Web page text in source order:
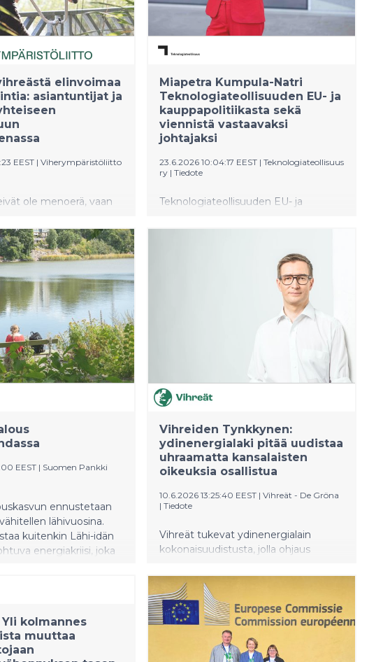
elinvoimaa
asiantuntijat ja
EEST | Viherympäristöliitto
ole menoerä, vaan
lähiluonnon ja
tutkitut hyödyt saadaan
osaksi poliittista
Tätä käsitellään
Miapetra Kumpula-Natri
Teknologiateollisuuden EU- ja
kauppapolitiikasta sekä
viennistä vastaavaksi
johtajaksi
23.6.2026 10:04:17 EEST | Teknologiateollisuus
ry | Tiedote
Teknologiateollisuuden EU- ja
vastaavaksi johtajaksi on valittu
Natri. Hän aloittaa tehtävässään 1.
EEST | Suomen Pankki
ennustetaan
lähivuosina.
kuitenkin Lähi-idän
energiakriisi, joka
erityisesti
Vihreiden Tynkkynen:
ydinenergialaki pitää uudistaa
uhraamatta kansalaisten
oikeuksia osallistua
10.6.2026 13:25:40 EEST | Vihreät - De Gröna
| Tiedote
Vihreät tukevat ydinenergialain
kokonaisuudistusta, jolla ohjaus
Oras Tynkkynen jätti
talousvaliokunnassa kuitenkin
vastalauseen, jolla pyritään
torppaamaan hallituksen aikeet
heikentää kansalaisten osallistumista
ja tiedonsaantia.
kolmannes
muuttaa